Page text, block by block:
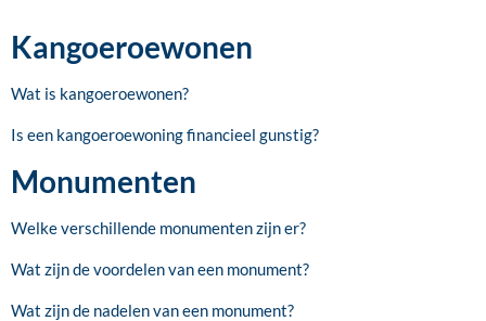
Kangoeroewonen
Wat is kangoeroewonen?
Is een kangoeroewoning financieel gunstig?
Monumenten
Welke verschillende monumenten zijn er?
Wat zijn de voordelen van een monument?
Wat zijn de nadelen van een monument?